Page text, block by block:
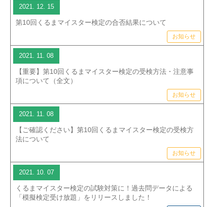
2021. 12. 15
第10回くるまマイスター検定の合否結果について
お知らせ
2021. 11. 08
【重要】第10回くるまマイスター検定の受検方法・注意事
項について（全文）
お知らせ
2021. 11. 08
【ご確認ください】第10回くるまマイスター検定の受検方
法について
お知らせ
2021. 10. 07
くるまマイスター検定の試験対策に！過去問データによる
「模擬検定受け放題」をリリースしました！